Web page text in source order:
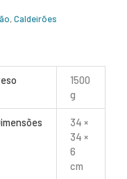
,Caldeirões
1500
g
34 ×
34 ×
6
cm